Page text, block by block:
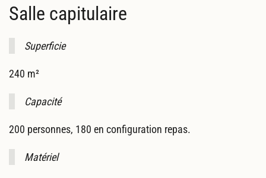
Salle capitulaire
Superficie
240 m²
Capacité
200 personnes, 180 en configuration repas.
Matériel